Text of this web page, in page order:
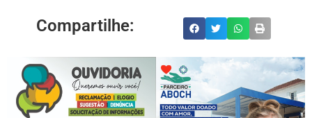
Compartilhe: